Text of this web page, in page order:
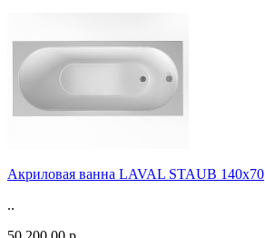
Акриловая ванна LAVAL STAUB 140х70
..